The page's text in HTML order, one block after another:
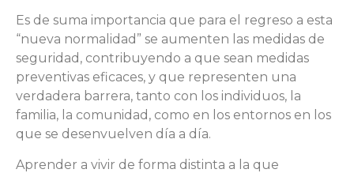
Es de suma importancia que para el regreso a esta
“nueva normalidad” se aumenten las medidas de
seguridad, contribuyendo a que sean medidas
preventivas eficaces, y que representen una
verdadera barrera, tanto con los individuos, la
familia, la comunidad, como en los entornos en los
que se desenvuelven día a día.
Aprender a vivir de forma distinta a la que